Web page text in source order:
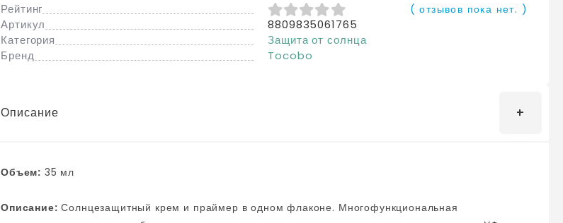
Рейтинг
0из 5
( отзывов пока нет. )
Артикул
8809835061765
Категория
Защита от солнца
Бренд
Tocobo
Описание
Объем: 35 мл
Описание: Солнцезащитный крем и праймер в одном флаконе. Многофункциональная